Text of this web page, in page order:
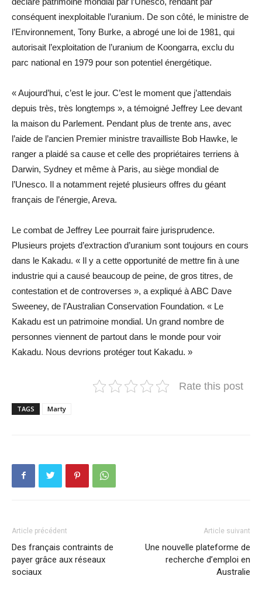
conséquent inexploitable l’uranium. De son côté, le ministre de
l’Environnement, Tony Burke, a abrogé une loi de 1981, qui
autorisait l’exploitation de l’uranium de Koongarra, exclu du
parc national en 1979 pour son potentiel énergétique.
« Aujourd’hui, c’est le jour. C’est le moment que j’attendais
depuis très, très longtemps », a témoigné Jeffrey Lee devant
la maison du Parlement. Pendant plus de trente ans, avec
l’aide de l’ancien Premier ministre travailliste Bob Hawke, le
ranger a plaidé sa cause et celle des propriétaires terriens à
Darwin, Sydney et même à Paris, au siège mondial de
l’Unesco. Il a notamment rejeté plusieurs offres du géant
français de l’énergie, Areva.
Le combat de Jeffrey Lee pourrait faire jurisprudence.
Plusieurs projets d’extraction d’uranium sont toujours en cours
dans le Kakadu. « Il y a cette opportunité de mettre fin à une
industrie qui a causé beaucoup de peine, de gros titres, de
contestation et de controverses », a expliqué à ABC Dave
Sweeney, de l’Australian Conservation Foundation. « Le
Kakadu est un patrimoine mondial. Un grand nombre de
personnes viennent de partout dans le monde pour voir
Kakadu. Nous devrions protéger tout Kakadu. »
Rate this post
TAGS Marty
Article précédent
Des français contraints de
payer grâce aux réseaux
sociaux
Article suivant
Une nouvelle plateforme de
recherche d’emploi en
Australie